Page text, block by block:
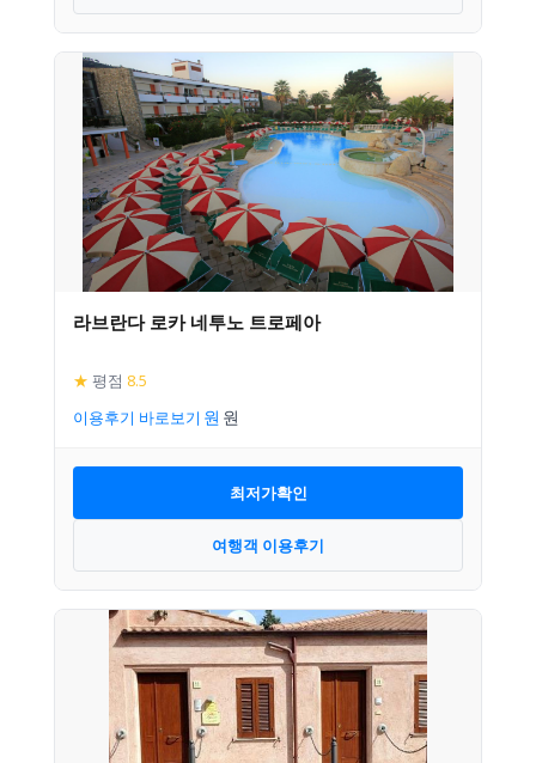
라브란다 로카 네투노 트로페아
★ 평점 8.5
이용후기 바로보기
최저가확인
여행객 이용후기